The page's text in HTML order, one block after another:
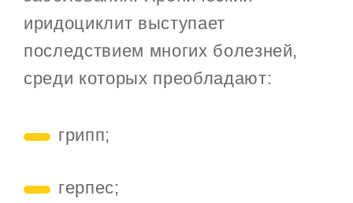
иридоциклит выступает
последствием многих болезней,
среди которых преобладают:
грипп;
герпес;